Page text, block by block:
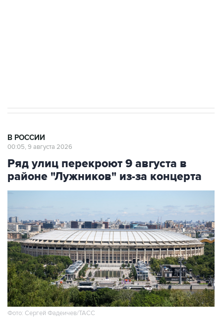
В РОССИИ
00:05, 9 августа 2026
Ряд улиц перекроют 9 августа в
районе "Лужников" из-за концерта
Фото: Сергей Фадеичев/ТАСС